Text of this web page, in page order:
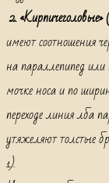
2. «Кирпичеголовые»
имеют соотношения
на параллепипед
мочке носа и по
переходе линия лба
утяжеляют толстые
1).